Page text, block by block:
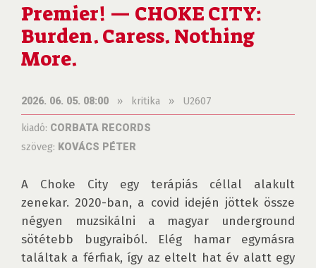
Premier! — CHOKE CITY:
Burden. Caress. Nothing
More.
2026. 06. 05. 08:00 » kritika » U2607
kiadó: CORBATA RECORDS
szöveg: KOVÁCS PÉTER
A Choke City egy terápiás céllal alakult
zenekar. 2020-ban, a covid idején jöttek össze
négyen muzsikálni a magyar underground
sötétebb bugyraiból. Elég hamar egymásra
találtak a férfiak, így az eltelt hat év alatt egy